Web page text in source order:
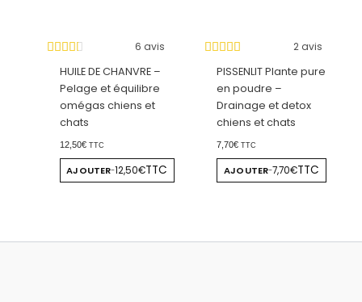
6 avis
HUILE DE CHANVRE –
Pelage et équilibre
omégas chiens et
chats
12,50€ TTC
AJOUTER-12,50€TTC
2 avis
PISSENLIT Plante pure
en poudre –
Drainage et detox
chiens et chats
7,70€ TTC
AJOUTER-7,70€TTC